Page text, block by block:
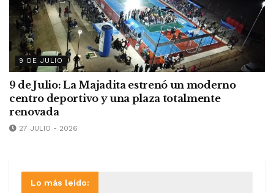
9 DE JULIO
9 de Julio: La Majadita estrenó un moderno
centro deportivo y una plaza totalmente
renovada
27 JULIO - 2026
Lo más leído: